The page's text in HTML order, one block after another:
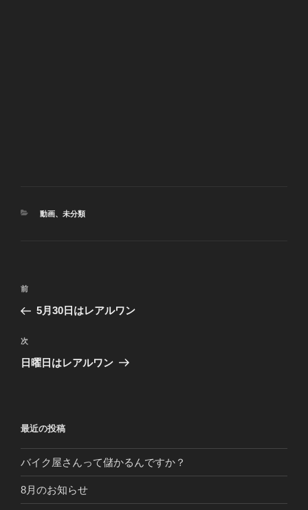
カ
動画、 未分類
投
ナ
ビ
ゲ
ン
前
の
稿
前
5月30日はレアルワン
次
の
次
日曜日はレアルワン
最近の投稿
バイク屋さんって儲かるんですか？
8月のお知らせ